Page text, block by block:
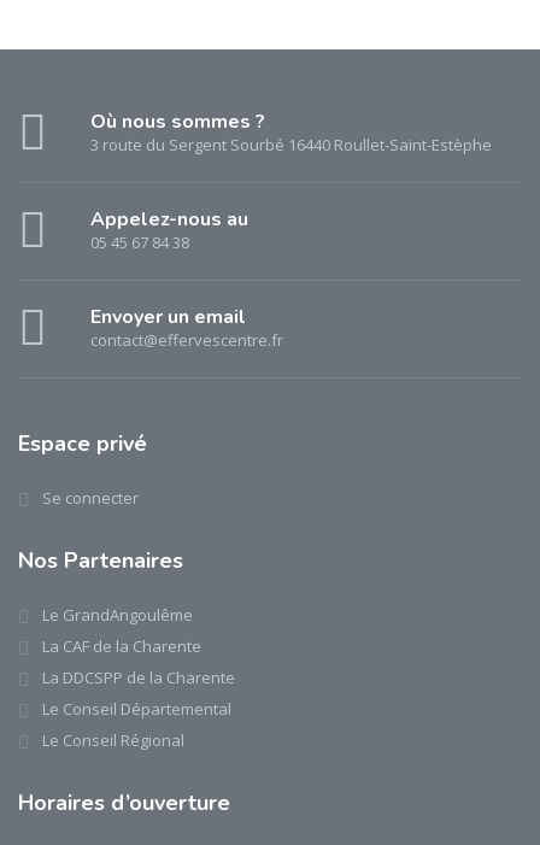
Où nous sommes ?
3 route du Sergent Sourbé 16440 Roullet-Saint-Estèphe
Appelez-nous au
05 45 67 84 38
Envoyer un email
contact@effervescentre.fr
Espace privé
Se connecter
Nos Partenaires
Le GrandAngoulême
La CAF de la Charente
La DDCSPP de la Charente
Le Conseil Départemental
Le Conseil Régional
Horaires d’ouverture